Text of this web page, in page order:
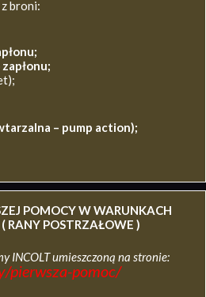
broni:
– pump action);
POMOCY W WARUNKACH
RANY POSTRZAŁOWE )
INCOLT umieszczoną na stronie:
pierwsza-pomoc/